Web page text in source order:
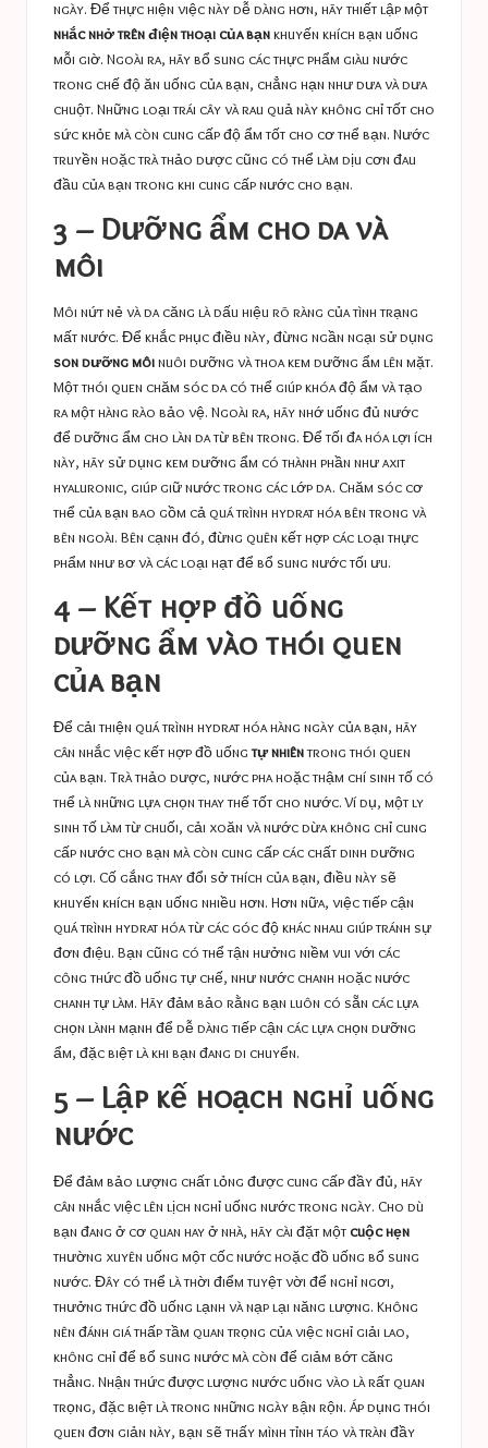
ngày. Để thực hiện việc này dễ dàng hơn, hãy thiết lập một
nhắc nhở trên điện thoại của bạnkhuyến khích bạn uống
mỗi giờ. Ngoài ra, hãy bổ sung các thực phẩm giàu nước
trong chế độ ăn uống của bạn, chẳng hạn như dưa và dưa
chuột. Những loại trái cây và rau quả này không chỉ tốt cho
sức khỏe mà còn cung cấp độ ẩm tốt cho cơ thể bạn. Nước
truyền hoặc trà thảo dược cũng có thể làm dịu cơn đau
đầu của bạn trong khi cung cấp nước cho bạn.
3 – Dưỡng ẩm cho da và
môi
Môi nứt nẻ và da căng là dấu hiệu rõ ràng của tình trạng
mất nước. Để khắc phục điều này, đừng ngần ngại sử dụng
son dưỡng môinuôi dưỡng và thoa kem dưỡng ẩm lên mặt.
Một thói quen chăm sóc da có thể giúp khóa độ ẩm và tạo
ra một hàng rào bảo vệ. Ngoài ra, hãy nhớ uống đủ nước
để dưỡng ẩm cho làn da từ bên trong. Để tối đa hóa lợi ích
này, hãy sử dụng kem dưỡng ẩm có thành phần như axit
hyaluronic, giúp giữ nước trong các lớp da. Chăm sóc cơ
thể của bạn bao gồm cả quá trình hydrat hóa bên trong và
bên ngoài. Bên cạnh đó, đừng quên kết hợp các loại thực
phẩm như bơ và các loại hạt để bổ sung nước tối ưu.
4 – Kết hợp đồ uống
dưỡng ẩm vào thói quen
của bạn
Để cải thiện quá trình hydrat hóa hàng ngày của bạn, hãy
cân nhắc việc kết hợp đồ uốngtự nhiêntrong thói quen
của bạn. Trà thảo dược, nước pha hoặc thậm chí sinh tố có
thể là những lựa chọn thay thế tốt cho nước. Ví dụ, một ly
sinh tố làm từ chuối, cải xoăn và nước dừa không chỉ cung
cấp nước cho bạn mà còn cung cấp các chất dinh dưỡng
có lợi. Cố gắng thay đổi sở thích của bạn, điều này sẽ
khuyến khích bạn uống nhiều hơn. Hơn nữa, việc tiếp cận
quá trình hydrat hóa từ các góc độ khác nhau giúp tránh sự
đơn điệu. Bạn cũng có thể tận hưởng niềm vui với các
công thức đồ uống tự chế, như nước chanh hoặc nước
chanh tự làm. Hãy đảm bảo rằng bạn luôn có sẵn các lựa
chọn lành mạnh để dễ dàng tiếp cận các lựa chọn dưỡng
ẩm, đặc biệt là khi bạn đang di chuyển.
5 – Lập kế hoạch nghỉ uống
nước
Để đảm bảo lượng chất lỏng được cung cấp đầy đủ, hãy
cân nhắc việc lên lịch nghỉ uống nước trong ngày. Cho dù
bạn đang ở cơ quan hay ở nhà, hãy cài đặt một cuộc hẹn
thường xuyên uống một cốc nước hoặc đồ uống bổ sung
nước. Đây có thể là thời điểm tuyệt vời để nghỉ ngơi,
thưởng thức đồ uống lạnh và nạp lại năng lượng. Không
nên đánh giá thấp tầm quan trọng của việc nghỉ giải lao,
không chỉ để bổ sung nước mà còn để giảm bớt căng
thẳng. Nhận thức được lượng nước uống vào là rất quan
trọng, đặc biệt là trong những ngày bận rộn. Áp dụng thói
quen đơn giản này, bạn sẽ thấy mình tỉnh táo và tràn đầy